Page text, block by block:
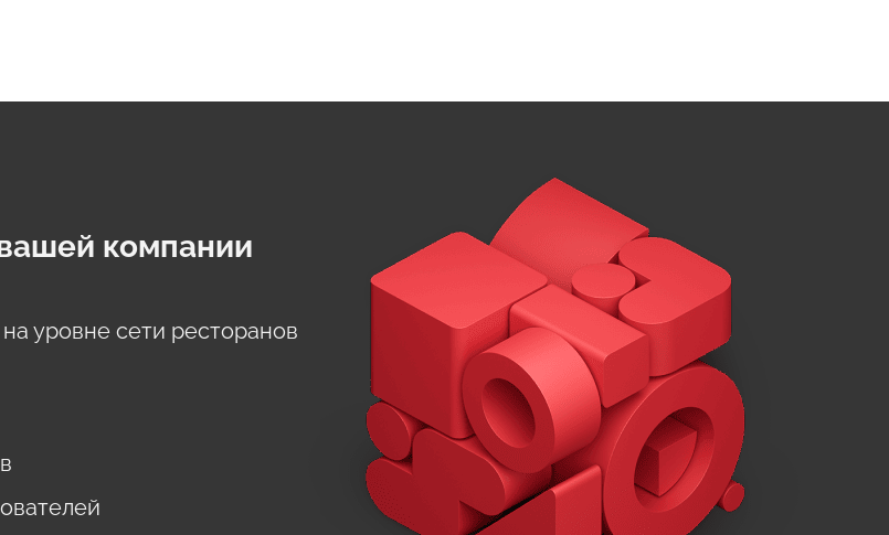
компании
уровне сети ресторанов